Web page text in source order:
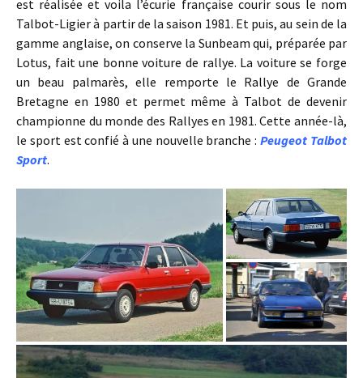
est réalisée et voila l’écurie française courir sous le nom
Talbot-Ligier à partir de la saison 1981. Et puis, au sein de la
gamme anglaise, on conserve la Sunbeam qui, préparée par
Lotus, fait une bonne voiture de rallye. La voiture se forge
un beau palmarès, elle remporte le Rallye de Grande
Bretagne en 1980 et permet même à Talbot de devenir
championne du monde des Rallyes en 1981. Cette année-là,
le sport est confié à une nouvelle branche : Peugeot Talbot
Sport.